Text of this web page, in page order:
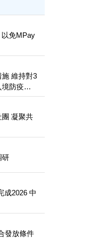
以免MPay
維持對3
防疫措
凝聚共
研